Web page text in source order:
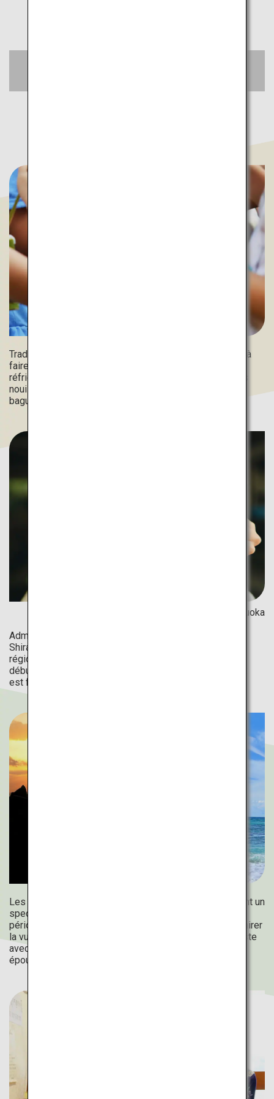
Tradition estivale au Japon, le nagashi-somen consiste à
faire glisser des nouilles « somen » dans de l'eau
réfrigérée sur des toboggans de bambou. Savourez ces
nouilles blanches et fines en les attrapant avec des
baguettes.
©Association touristique de la préfecture de Fukuoka
Admirez un magnifique lieu naturel, les chutes de
Shiraïto, en participant à l'activité la plus populaire de la
région, la pêche à la truite « yamame » ! Les pêcheurs
débutants apprécieront cette activité ; tout l'équipement
est fourni.
Les deux rochers Meoto Iwa (les rochers mariés) offrent un
spectacle rare, visible uniquement pendant une courte
période autour du solstice d'été. Venez en été pour admirer
la vue incroyable en journée du « torii » blanc qui contraste
avec le ciel bleu et la mer, ainsi que le coucher de soleil
époustouflant entre les rochers mariés.